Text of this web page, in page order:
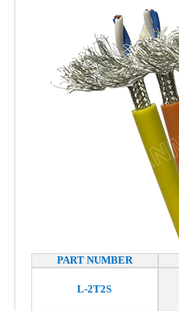
PART NUMBER
L-2T2S